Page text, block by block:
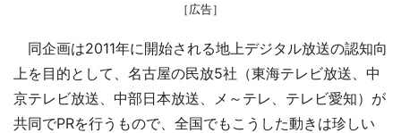
［広告］
同企画は2011年に開始される地上デジタル放送の認知向
上を目的として、名古屋の民放5社（東海テレビ放送、中
京テレビ放送、中部日本放送、メ～テレ、テレビ愛知）が
共同でPRを行うもので、全国でもこうした動きは珍しい